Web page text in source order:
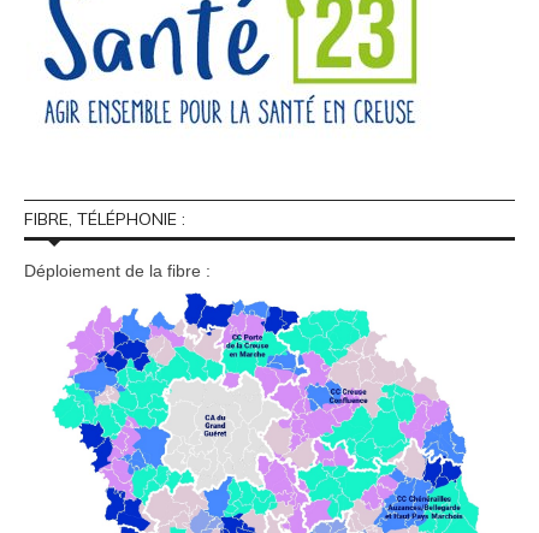
FIBRE, TÉLÉPHONIE :
Déploiement de la fibre :